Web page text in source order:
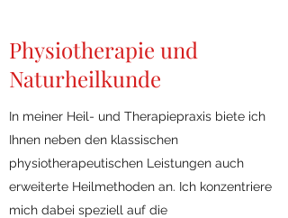
Physiotherapie und
Naturheilkunde
In meiner Heil- und Therapiepraxis biete ich
Ihnen neben den klassischen
physiotherapeutischen Leistungen auch
erweiterte Heilmethoden an. Ich konzentriere
mich dabei speziell auf die